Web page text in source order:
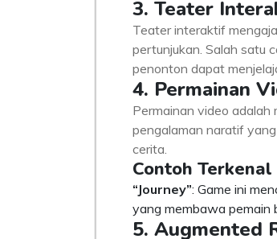
3. Teater
Teater interaktif
pertunjukan. Salah satu
penonton dapat
4. Permainan
Permainan video
pengalaman naratif
cerita.
Contoh Terkenal
“Journey”: Game ini
yang membawa pemain
5. Augmented